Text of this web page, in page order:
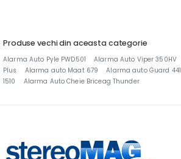
Produse vechi din aceasta categorie
Alarma Auto Pyle PWD501 Alarma Auto Viper 350HV
Plus
Alarma auto Maat 679 Alarma auto Guard 441
1510
Alarma Auto Cheie Briceag Thunder